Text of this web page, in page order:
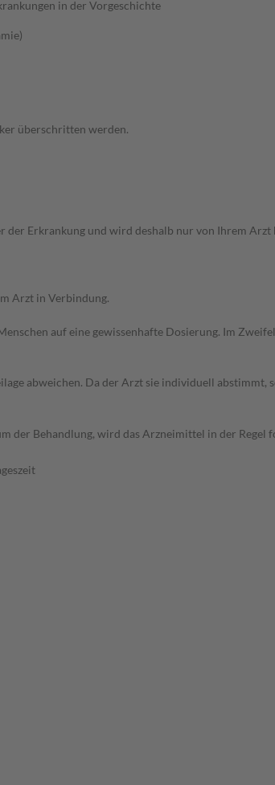
in der Vorgeschichte
überschritten werden.
Erkrankung und wird deshalb nur von Ihrem
Arzt in Verbindung.
auf eine gewissenhafte Dosierung. Im
abweichen. Da der Arzt sie individuell
der Behandlung, wird das Arzneimittel in der Regel